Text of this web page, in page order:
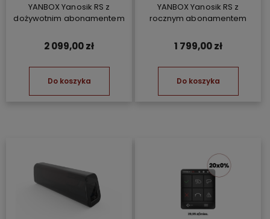
YANBOX Yanosik RS z
dożywotnim abonamentem
2 099,00 zł
Do koszyka
YANBOX Yanosik RS z
rocznym abonamentem
1 799,00 zł
Do koszyka